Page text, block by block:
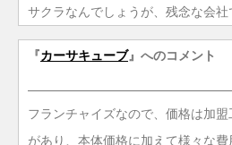
サクラなんでしょうが、残念な会社
『カーサキューブ』へのコメント
フランチャイズなので、価格は加
があり、本体価格に加えて様々な